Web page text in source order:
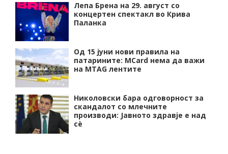
Лепа Брена на 29. август со
концертен спектакл во Крива
Паланка
Од 15 јуни нови правила на
патарините: MCard нема да важи
на MTAG лентите
Николовски бара одговорност за
скандалот со млечните
производи: Јавното здравје е над
сѐ